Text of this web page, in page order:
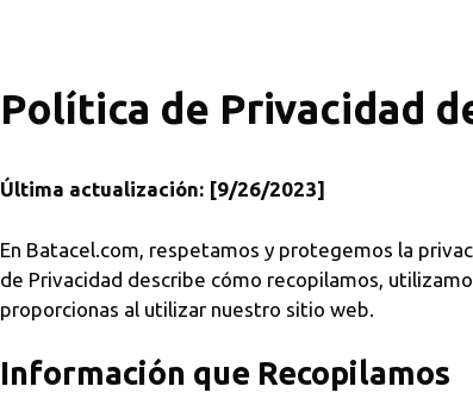
Política de Privacidad
Última actualización: [9/26/2023]
En Batacel.com, respetamos y protegemos la
de Privacidad describe cómo recopilamos,
proporcionas al utilizar nuestro sitio web.
Información que Recopilamos